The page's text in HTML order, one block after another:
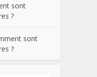
sont
?
sont
?